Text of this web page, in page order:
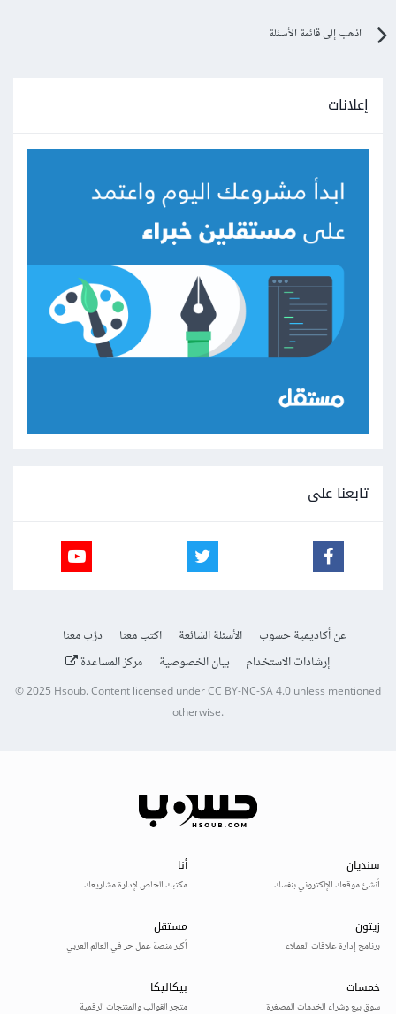
اذهب إلى قائمة الأسئلة
إعلانات
تابعنا على
عن أكاديمية حسوب الأسئلة الشائعة اكتب معنا
درّب معنا
إرشادات الاستخدام
بيان الخصوصية مركز المساعدة
© 2025Hsoub.Content licensed underCC BY-NC-SA 4.0unless mentioned
otherwise.